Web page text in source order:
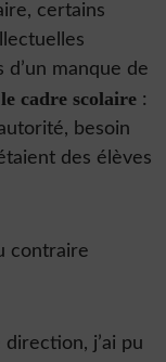
certains
manque de
cadre scolaire :
besoin
des élèves
contraire
j’ai pu